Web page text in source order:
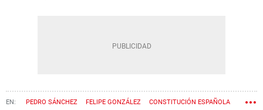
PEDRO SÁNCHEZ FELIPE GONZÁLEZ CONSTITUCIÓN ESPAÑOLA